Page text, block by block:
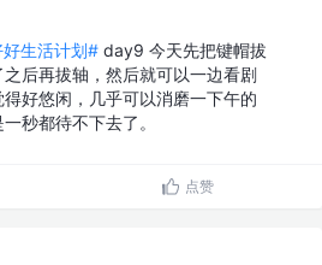
生活计划# day9 今天先把键帽拔
后再拔轴，然后就可以一边看剧
好悠闲，几乎可以消磨一下午的
秒都待不下去了。
点赞